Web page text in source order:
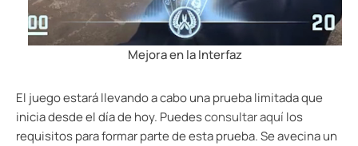
Mejora en la Interfaz
El juego estará llevando a cabo una prueba limitada que
inicia desde el día de hoy. Puedesconsultar aquí los
requisitos para formar parte de esta prueba. Se avecina un